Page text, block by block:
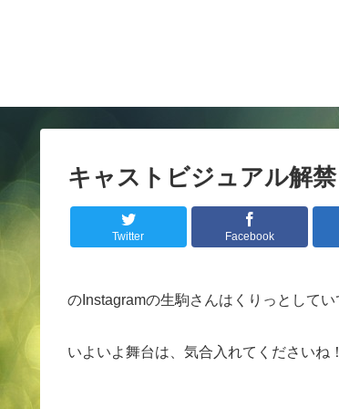
キャストビジュアル解
Twitter Facebook
のInstagramの生駒さんはくりっとしてい
いよいよ舞台は、気合入れてくださいね！